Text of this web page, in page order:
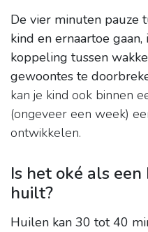
De vier minuten pauze
kind en ernaartoe
koppeling tussen
gewoontes te
kan je kind ook binnen
(ongeveer een week)
ontwikkelen.
Is het oké als
huilt?
Huilen kan 30 tot 40